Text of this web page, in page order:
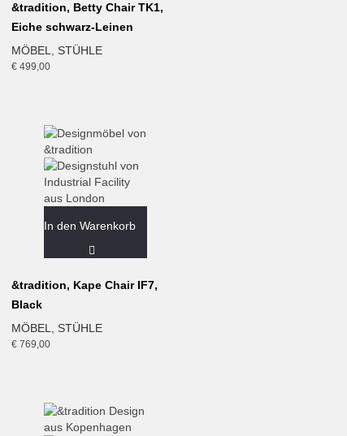
&tradition, Betty Chair TK1,
Eiche schwarz-Leinen
MÖBEL
STÜHLE
€499,00
In den Warenkorb
&tradition, Kape Chair IF7,
Black
MÖBEL
STÜHLE
€769,00